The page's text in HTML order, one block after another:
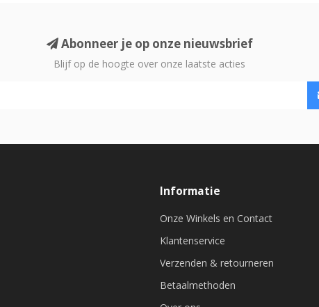
Abonneer je op onze nieuwsbrief
Blijf op de hoogte over onze laatste acties
Informatie
Onze Winkels en Contact
Klantenservice
Verzenden & retourneren
Betaalmethoden